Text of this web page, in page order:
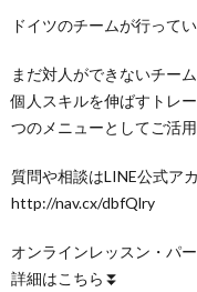
ドイツのチームが行って
まだ対人ができないチー
個人スキルを伸ばすトレ
つのメニューとしてご活
質問や相談はLINE公式ア
http://nav.cx/dbfQlry
オンラインレッスン・パ
詳細はこちら⏬